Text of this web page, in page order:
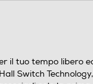
il tuo tempo libero
Switch